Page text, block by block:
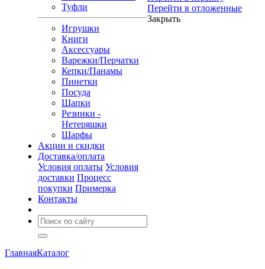
Туфли
Игрушки
Книги
Аксессуары
Варежки/Перчатки
Кепки/Панамы
Пинетки
Посуда
Шапки
Резинки -
Нетеряшки
Шарфы
Акции и скидки
Доставка/оплата
Условия оплаты Условия
доставки Процесс
покупки Примерка
Контакты
Перейти в отложенные
Закрыть
ГлавнаяКаталог